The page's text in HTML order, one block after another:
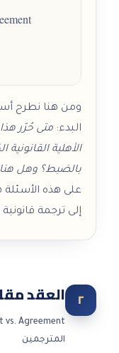
ومن هنا نطرح
البدء: متى حُرّر
الأهلية
بالضبط؟ وهل
على هذه
إلى ترجمة قانونية
٢ العقد
المترجمين